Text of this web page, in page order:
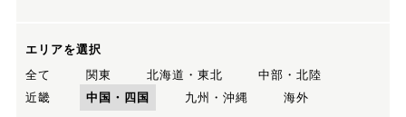
エリアを選択
全て
関東 北海道・東北
中部・北陸
近畿
中国・四国 九州・沖縄 海外